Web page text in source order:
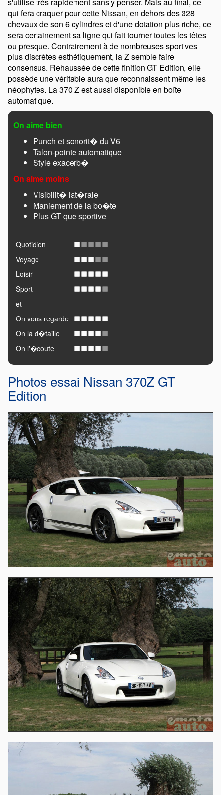
qui fera craquer pour cette Nissan, en dehors des 328
chevaux de son 6 cylindres et d'une dotation plus riche, ce
sera certainement sa ligne qui fait tourner toutes les têtes
ou presque. Contrairement à de nombreuses sportives
plus discrètes esthétiquement, la Z semble faire
consensus. Rehaussée de cette finition GT Edition, elle
possède une véritable aura que reconnaissent même les
néophytes. La 370 Z est aussi disponible en boîte
automatique.
On aime bien
Punch et sonorit� du V6
Talon-pointe automatique
Style exacerb�
On aime moins
Visibilit� lat�rale
Maniement de la bo�te
Plus GT que sportive
Quotidien
Voyage
Loisir
Sport
et
On vous regarde
On la d�taille
On l'�coute
Photos essai Nissan 370Z GT
Edition